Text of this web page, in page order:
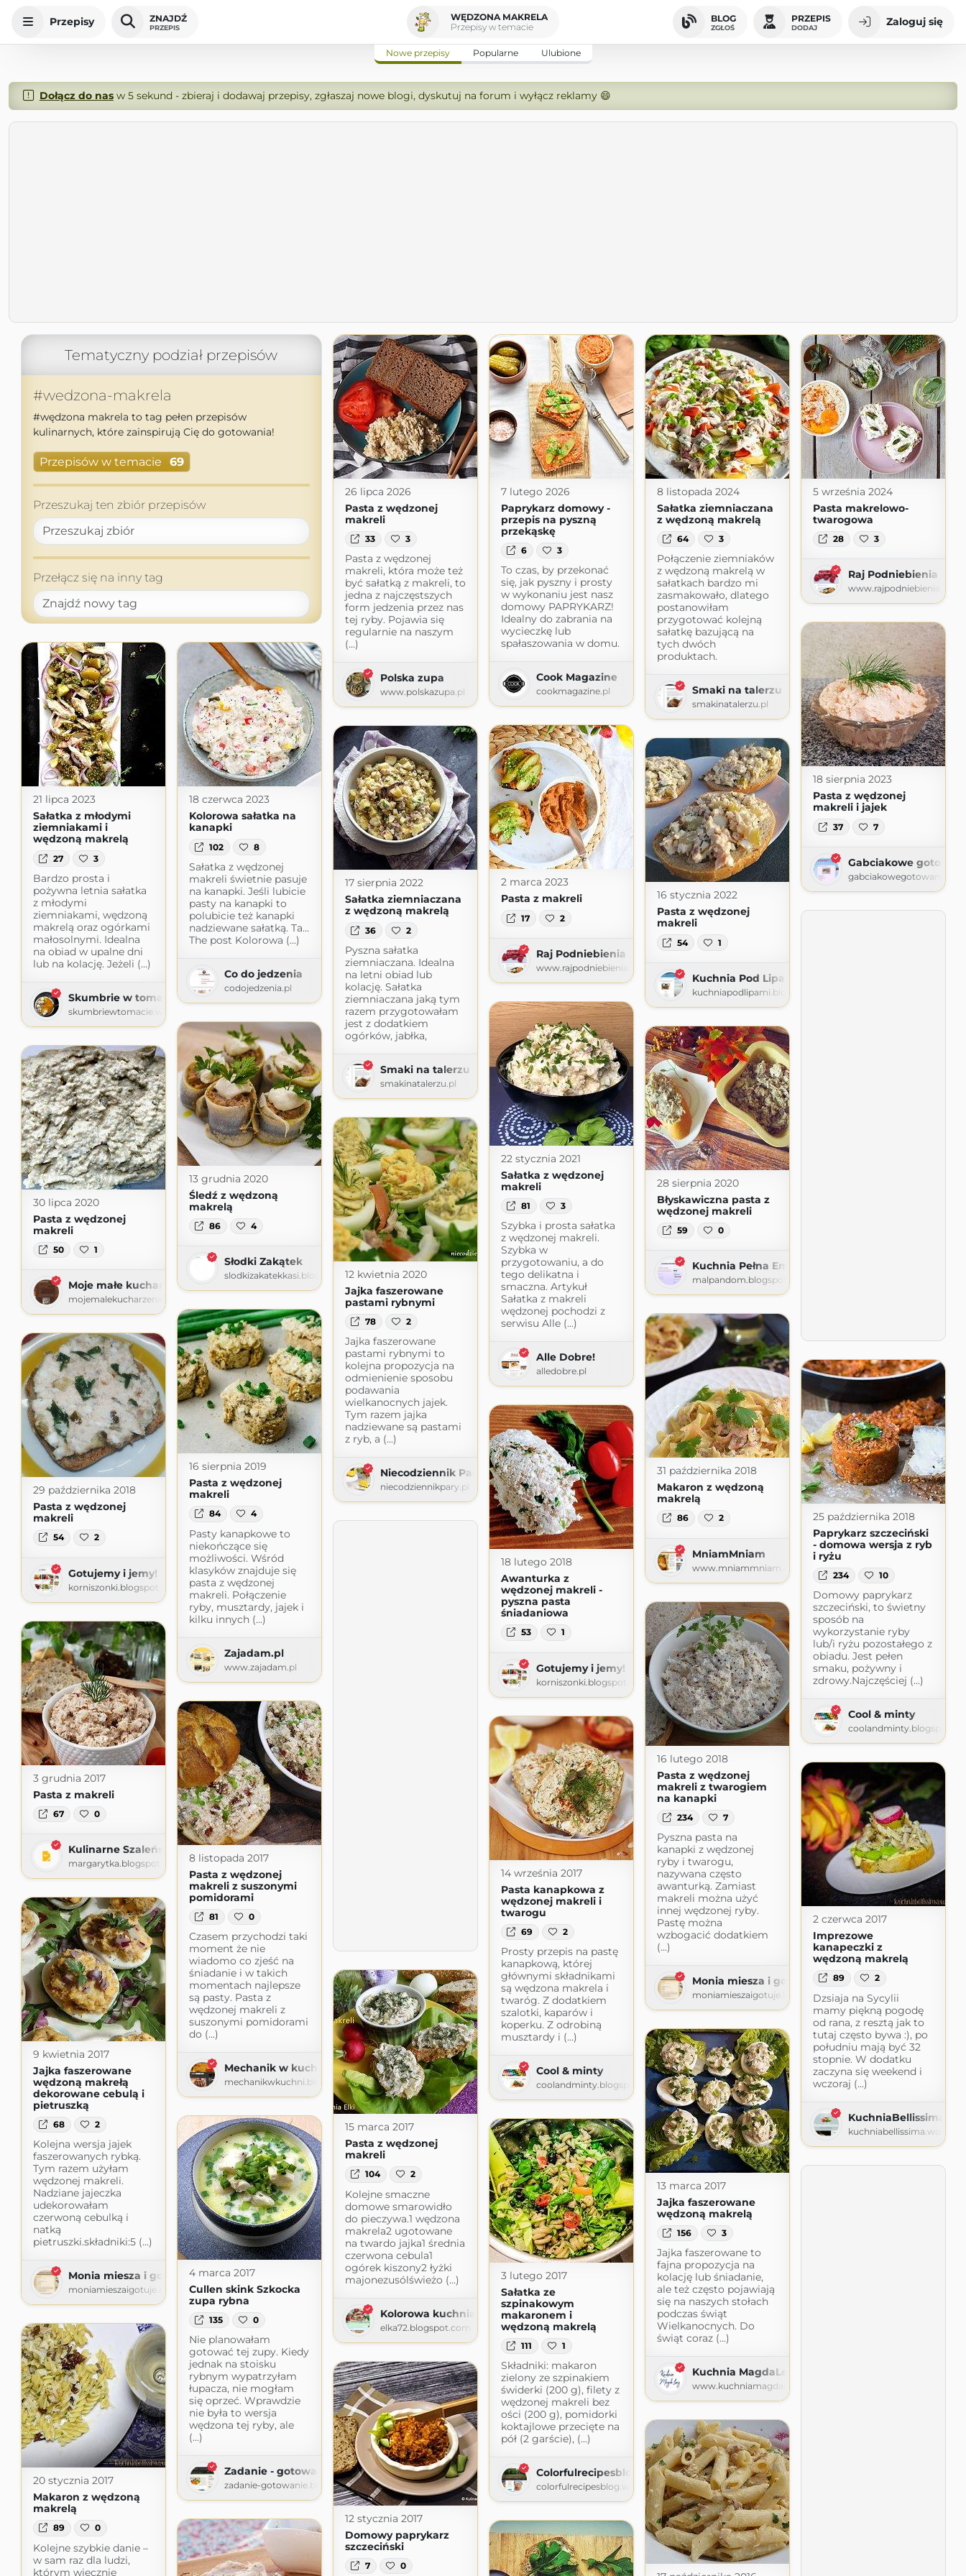
Przepisy ZNAJDŹ
PRZEPIS
WĘDZONA MAKRELA
Przepisy w temacie
BLOG
ZGŁOŚ
PRZEPIS
DODAJ Zaloguj się
Nowe przepisy Popularne Ulubione
Dołącz do nasw 5 sekund - zbieraj i dodawaj przepisy, zgłaszaj nowe blogi, dyskutuj na forum i wyłącz reklamy 😄
Tematyczny podział przepisów
#wedzona-makrela
#wędzona makrela to tag pełen przepisów
kulinarnych, które zainspirują Cię do gotowania!
Przepisów w temacie 69
Przeszukaj ten zbiór przepisów
Przełącz się na inny tag
26 lipca 2026
Pasta z wędzonej
makreli
33 3
Pasta z wędzonej
makreli, która może też
być sałatką z makreli, to
jedna z najczęstszych
form jedzenia przez nas
tej ryby. Pojawia się
regularnie na naszym
(...)
Polska zupa
www.polskazupa.pl
7 lutego 2026
Paprykarz domowy -
przepis na pyszną
przekąskę
6 3
To czas, by przekonać
się, jak pyszny i prosty
w wykonaniu jest nasz
domowy PAPRYKARZ!
Idealny do zabrania na
wycieczkę lub
spałaszowania w domu.
Cook Magazine
cookmagazine.pl
8 listopada 2024
Sałatka ziemniaczana
z wędzoną makrelą
64 3
Połączenie ziemniaków
z wędzoną makrelą w
sałatkach bardzo mi
zasmakowało, dlatego
postanowiłam
przygotować kolejną
sałatkę bazującą na
tych dwóch
produktach.
Smaki na talerzu
smakinatalerzu.pl
5 września 2024
Pasta makrelowo-
twarogowa
28 3
Raj Podniebienia
www.rajpodniebienia.pl
18 sierpnia 2023
Pasta z wędzonej
makreli i jajek
37 7
Gabciakowe
21 lipca 2023
Sałatka z młodymi
ziemniakami i
wędzoną makrelą
27 3
Bardzo prosta i
pożywna letnia sałatka
z młodymi
ziemniakami, wędzoną
makrelą oraz ogórkami
małosolnymi. Idealna
na obiad w upalne dni
lub na kolację. Jeżeli (...)
Skumbrie w tomacie
skumbriewtomacie.wordpress.com
18 czerwca 2023
Kolorowa sałatka na
kanapki
102 8
Sałatka z wędzonej
makreli świetnie pasuje
na kanapki. Jeśli lubicie
pasty na kanapki to
polubicie też kanapki
nadziewane sałatką. Ta…
The post Kolorowa (...)
Co do jedzenia
codojedzenia.pl
2 marca 2023
Pasta z makreli
17 2
Raj Podniebienia
www.rajpodniebienia.pl
17 sierpnia 2022
Sałatka ziemniaczana
z wędzoną makrelą
36 2
Pyszna sałatka
ziemniaczana. Idealna
na letni obiad lub
kolację. Sałatka
ziemniaczana jaką tym
razem przygotowałam
jest z dodatkiem
ogórków, jabłka,
Smaki na talerzu
smakinatalerzu.pl
16 stycznia 2022
Pasta z wędzonej
makreli
54 1
Kuchnia Pod Lipami
kuchniapodlipami.blogspot.com
22 stycznia 2021
Sałatka z wędzonej
makreli
81 3
Szybka i prosta sałatka
z wędzonej makreli.
Szybka w
przygotowaniu, a do
tego delikatna i
smaczna. Artykuł
Sałatka z makreli
wędzonej pochodzi z
serwisu Alle (...)
Alle Dobre!
alledobre.pl
13 grudnia 2020
Śledź z wędzoną
makrelą
86 4
Słodki Zakątek
slodkizakatekkasi.blogspot.com
28 sierpnia 2020
Błyskawiczna pasta z
wędzonej makreli
59 0
Kuchnia Pełna Emocji
malpandom.blogspot.com
30 lipca 2020
Pasta z wędzonej
makreli
50 1
Moje małe kucharzenie
mojemalekucharzenie.blogspot.com
12 kwietnia 2020
Jajka faszerowane
pastami rybnymi
78 2
Jajka faszerowane
pastami rybnymi to
kolejna propozycja na
odmienienie sposobu
podawania
wielkanocnych jajek.
Tym razem jajka
nadziewane są pastami
z ryb, a (...)
Niecodziennik Pary
niecodziennikpary.pl
16 sierpnia 2019
Pasta z wędzonej
makreli
84 4
Pasty kanapkowe to
niekończące się
możliwości. Wśród
klasyków znajduje się
pasta z wędzonej
makreli. Połączenie
ryby, musztardy, jajek i
kilku innych (...)
Zajadam.pl
www.zajadam.pl
31 października 2018
Makaron z wędzoną
makrelą
86 2
MniamMniam
www.mniammniam.com
29 października 2018
Pasta z wędzonej
makreli
54 2
Gotujemy i jemy!
korniszonki.blogspot.com
25 października 2018
Paprykarz szczeciński
- domowa wersja z ryb
i ryżu
234 10
Domowy paprykarz
szczeciński, to świetny
sposób na
wykorzystanie ryby
lub/i ryżu pozostałego z
obiadu. Jest pełen
smaku, pożywny i
zdrowy.Najczęściej (...)
Cool & minty
18 lutego 2018
Awanturka z
wędzonej makreli -
pyszna pasta
śniadaniowa
53 1
Gotujemy i jemy!
korniszonki.blogspot.com
16 lutego 2018
Pasta z wędzonej
makreli z twarogiem
na kanapki
234 7
Pyszna pasta na
kanapki z wędzonej
ryby i twarogu,
nazywana często
awanturką. Zamiast
makreli można użyć
innej wędzonej ryby.
Pastę można
wzbogacić dodatkiem
(...)
Monia miesza i gotuje
moniamieszaigotuje.blogspot.com
3 grudnia 2017
Pasta z makreli
67 0
Kulinarne Szaleństwa Margarytki
margarytka.blogspot.com
8 listopada 2017
Pasta z wędzonej
makreli z suszonymi
pomidorami
81 0
Czasem przychodzi taki
moment że nie
wiadomo co zjeść na
śniadanie i w takich
momentach najlepsze
są pasty. Pasta z
wędzonej makreli z
suszonymi pomidorami
do (...)
Mechanik w kuchni
mechanikwkuchni.blogspot.com
14 września 2017
Pasta kanapkowa z
wędzonej makreli i
twarogu
69 2
Prosty przepis na pastę
kanapkową, której
głównymi składnikami
są wędzona makrela i
twaróg. Z dodatkiem
szalotki, kaparów i
koperku. Z odrobiną
musztardy i (...)
Cool & minty
coolandminty.blogspot.com
2 czerwca 2017
Imprezowe
kanapeczki z
wędzoną makrelą
89 2
Dzsiaja na Sycylii
mamy piękną pogodę
od rana, z resztą jak to
tutaj często bywa :), po
południu mają być 32
stopnie. W dodatku
zaczyna się weekend i
wczoraj (...)
KuchniaBellissima
9 kwietnia 2017
Jajka faszerowane
wędzoną makrełą
dekorowane cebulą i
pietruszką
68 2
Kolejna wersja jajek
faszerowanych rybką.
Tym razem użyłam
wędzonej makreli.
Nadziane jajeczka
udekorowałam
czerwoną cebulką i
natką
pietruszki.składniki:5 (...)
Monia miesza i gotuje
moniamieszaigotuje.blogspot.com
15 marca 2017
Pasta z wędzonej
makreli
104 2
Kolejne smaczne
domowe smarowidło
do pieczywa.1 wędzona
makrela2 ugotowane
na twardo jajka1 średnia
czerwona cebula1
ogórek kiszony2 łyżki
majonezusólświeżo (...)
Kolorowa kuchnia Elki
elka72.blogspot.com
13 marca 2017
Jajka faszerowane
wędzoną makrelą
156 3
Jajka faszerowane to
fajna propozycja na
kolację lub śniadanie,
ale też często pojawiają
się na naszych stołach
podczas świąt
Wielkanocnych. Do
świąt coraz (...)
Kuchnia MagdaLeny
www.kuchniamagdaleny.pl
4 marca 2017
Cullen skink Szkocka
zupa rybna
135 0
Nie planowałam
gotować tej zupy. Kiedy
jednak na stoisku
rybnym wypatrzyłam
łupacza, nie mogłam
się oprzeć. Wprawdzie
nie była to wersja
wędzona tej ryby, ale
(...)
Zadanie - gotowanie
zadanie-gotowanie.blogspot.com
3 lutego 2017
Sałatka ze
szpinakowym
makaronem i
wędzoną makrelą
111 1
Składniki: makaron
zielony ze szpinakiem
świderki (200 g), filety z
wędzonej makreli bez
ości (200 g), pomidorki
koktajlowe przecięte na
pół (2 garście), (...)
Colorfulrecipesblog
colorfulrecipesblog.wordpress.com
20 stycznia 2017
Makaron z wędzoną
makrelą
89 0
Kolejne szybkie danie –
w sam raz dla ludzi,
którym wiecznie
12 stycznia 2017
Domowy paprykarz
szczeciński
7 0